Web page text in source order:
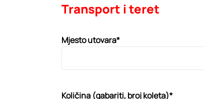
Transport i teret
Mjesto utovara*
Količina (gabariti, broj koleta)*